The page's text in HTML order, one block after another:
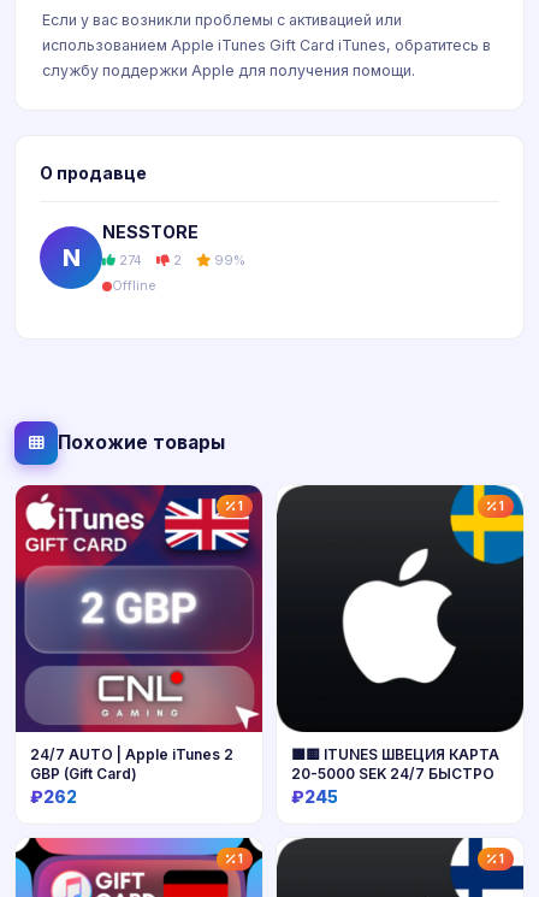
Если у вас возникли проблемы с активацией или
использованием Apple iTunes Gift Card iTunes, обратитесь в
службу поддержки Apple для получения помощи.
О продавце
N
NESSTORE
274 2 99%
Offline
Похожие товары
1
Купить
24/7 AUTO | Apple iTunes 2
GBP (Gift Card)
₽262
1
🟦🟨 ITUNES ШВЕЦИЯ КАРТА
20-5000 SEK 24/7 БЫСТРО
₽245
1 1